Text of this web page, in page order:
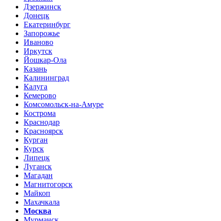
Дзержинск
Донецк
Екатеринбург
Запорожье
Иваново
Иркутск
Йошкар-Ола
Казань
Калининград
Калуга
Кемерово
Комсомольск-на-Амуре
Кострома
Краснодар
Красноярск
Курган
Курск
Липецк
Луганск
Магадан
Магнитогорск
Майкоп
Махачкала
Москва